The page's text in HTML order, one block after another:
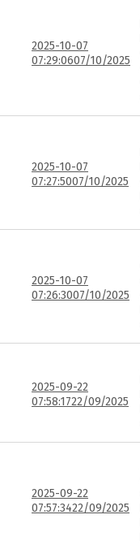
2025-10-07
07:29:0607/10/2025
2025-10-07
07:27:5007/10/2025
2025-10-07
07:26:3007/10/2025
2025-09-22
07:58:1722/09/2025
2025-09-22
07:57:3422/09/2025